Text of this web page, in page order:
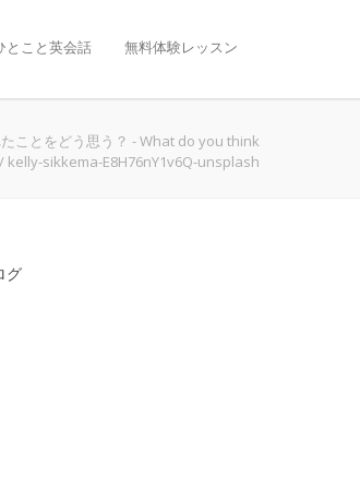
とこと英会話 無料体験レッスン
ことをどう思う？ - What do you think
/ kelly-sikkema-E8H76nY1v6Q-unsplash
グ